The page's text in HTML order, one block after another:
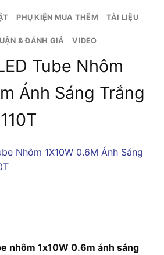
PHỤ KIỆN MUA THÊM TÀI LIỆU
& ĐÁNH GIÁ VIDEO
Tube Nhôm
Ánh Sáng Trắng
nhôm 1x10W 0.6m ánh sáng